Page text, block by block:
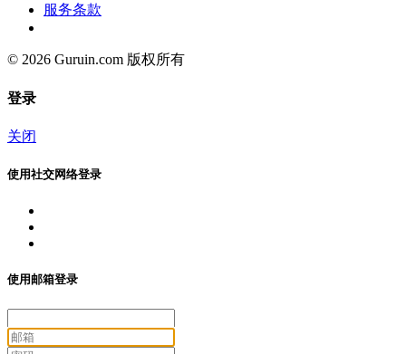
服务条款
© 2026 Guruin.com 版权所有
登录
关闭
使用社交网络登录
使用邮箱登录